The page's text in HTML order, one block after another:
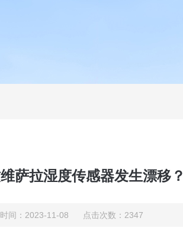
萨拉湿度传感器发生漂移？
时间：2023-11-08 点击次数：2347